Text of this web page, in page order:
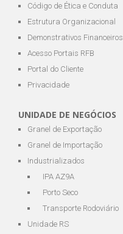
Código de Ética e Conduta
Estrutura Organizacional
Demonstrativos Financeiros
Acesso Portais RFB
Portal do Cliente
Privacidade
UNIDADE DE NEGÓCIOS
Granel de Exportação
Granel de Importação
Industrializados
IPA AZ9A
Porto Seco
Transporte Rodoviário
Unidade RS